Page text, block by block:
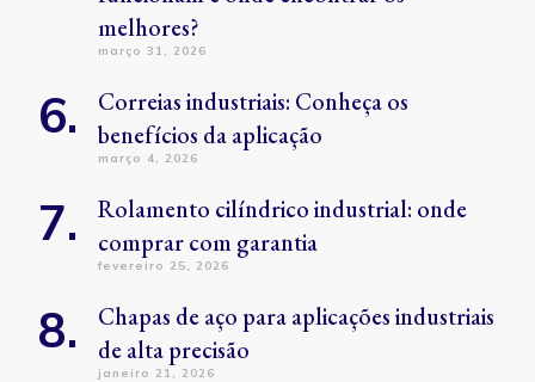
melhores?
março 31, 2026
Correias industriais: Conheça os
benefícios da aplicação
março 4, 2026
Rolamento cilíndrico industrial: onde
comprar com garantia
fevereiro 25, 2026
Chapas de aço para aplicações industriais
de alta precisão
janeiro 21, 2026